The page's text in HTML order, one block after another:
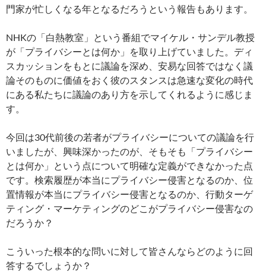
門家が忙しくなる年となるだろうという報告もあります。
NHKの「白熱教室」という番組でマイケル・サンデル教授
が「プライバシーとは何か」を取り上げていました。ディ
スカッションをもとに議論を深め、安易な回答ではなく議
論そのものに価値をおく彼のスタンスは急速な変化の時代
にある私たちに議論のあり方を示してくれるように感じま
す。
今回は30代前後の若者がプライバシーについての議論を行
いましたが、興味深かったのが、そもそも「プライバシー
とは何か」という点について明確な定義ができなかった点
です。検索履歴が本当にプライバシー侵害となるのか、位
置情報が本当にプライバシー侵害となるのか、行動ターゲ
ティング・マーケティングのどこがプライバシー侵害なの
だろうか？
こういった根本的な問いに対して皆さんならどのように回
答するでしょうか？